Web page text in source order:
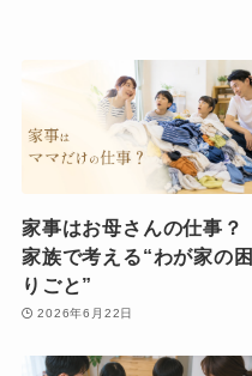
家事はお母さんの仕事？
家族で考える“わが家の困
りごと”
2026年6月22日